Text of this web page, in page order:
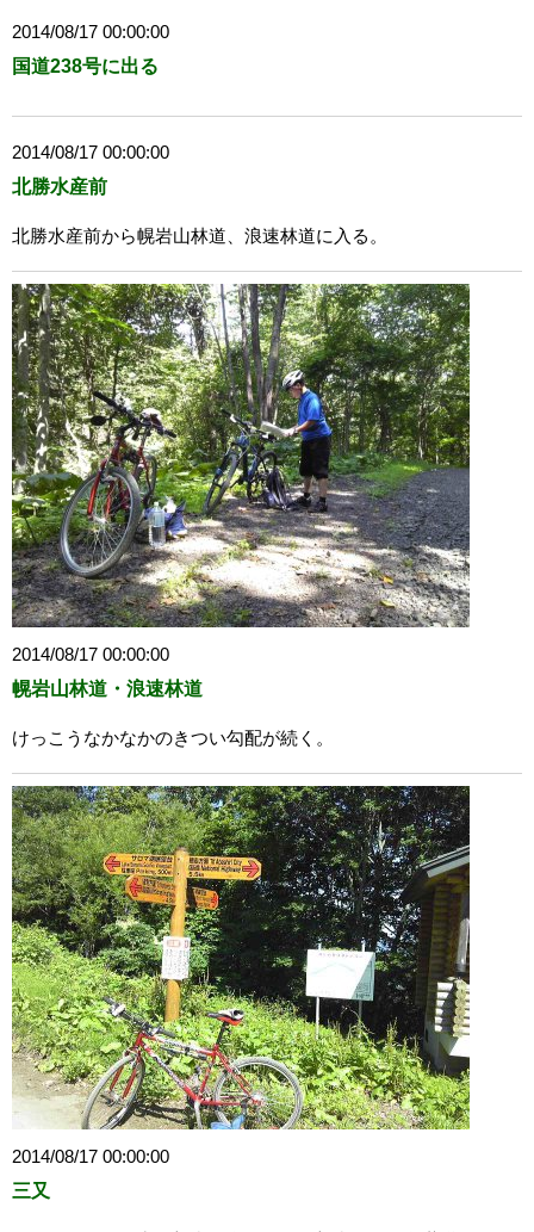
2014/08/17 00:00:00
国道238号に出る
2014/08/17 00:00:00
北勝水産前
北勝水産前から幌岩山林道、浪速林道に入る。
2014/08/17 00:00:00
幌岩山林道・浪速林道
けっこうなかなかのきつい勾配が続く。
2014/08/17 00:00:00
三又